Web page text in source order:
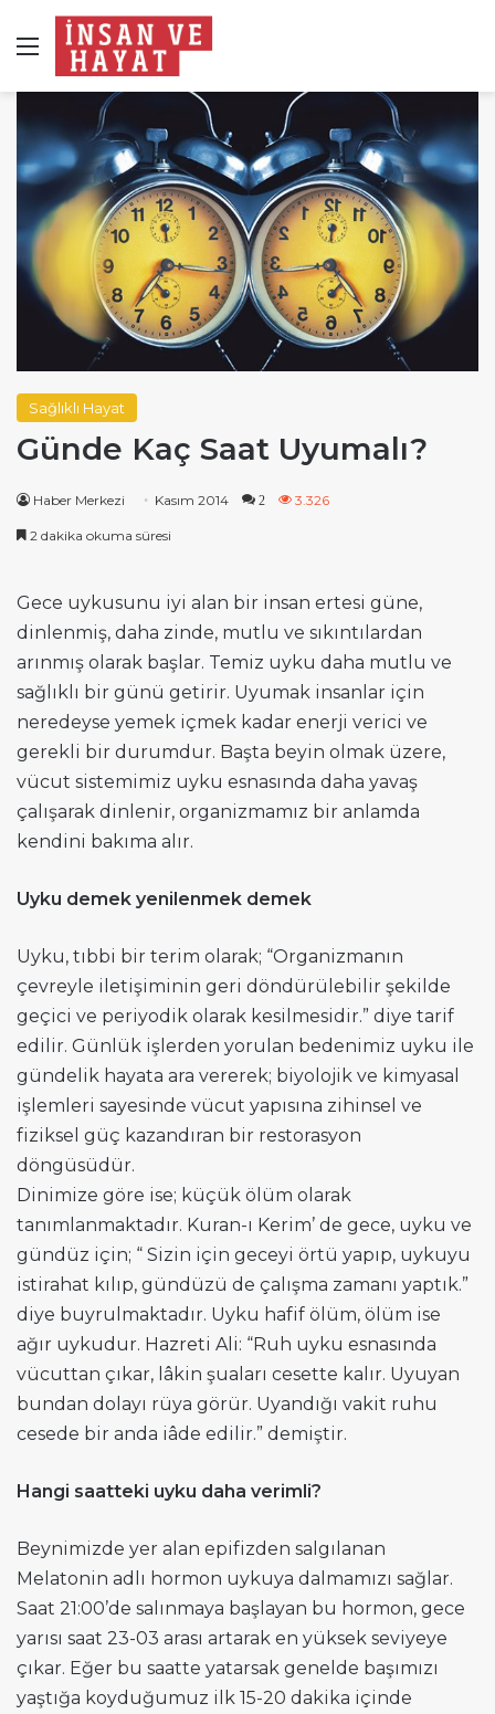
Menü
Sağlıklı Hayat
Günde Kaç Saat Uyumalı?
Haber Merkezi Kasım 2014 2 3.326
2 dakika okuma süresi
Gece uykusunu iyi alan bir insan ertesi güne,
dinlenmiş, daha zinde, mutlu ve sıkıntılardan
arınmış olarak başlar. Temiz uyku daha mutlu ve
sağlıklı bir günü getirir. Uyumak insanlar için
neredeyse yemek içmek kadar enerji verici ve
gerekli bir durumdur. Başta beyin olmak üzere,
vücut sistemimiz uyku esnasında daha yavaş
çalışarak dinlenir, organizmamız bir anlamda
kendini bakıma alır.
Uyku demek yenilenmek demek
Uyku, tıbbi bir terim olarak; “Organizmanın
çevreyle iletişiminin geri döndürülebilir şekilde
geçici ve periyodik olarak kesilmesidir.” diye tarif
edilir. Günlük işlerden yorulan bedenimiz uyku ile
gündelik hayata ara vererek; biyolojik ve kimyasal
işlemleri sayesinde vücut yapısına zihinsel ve
fiziksel güç kazandıran bir restorasyon
döngüsüdür.
Dinimize göre ise; küçük ölüm olarak
tanımlanmaktadır. Kuran-ı Kerim’ de gece, uyku ve
gündüz için; “ Sizin için geceyi örtü yapıp, uykuyu
istirahat kılıp, gündüzü de çalışma zamanı yaptık.”
diye buyrulmaktadır. Uyku hafif ölüm, ölüm ise
ağır uykudur. Hazreti Ali: “Ruh uyku esnasında
vücuttan çıkar, lâkin şuaları cesette kalır. Uyuyan
bundan dolayı rüya görür. Uyandığı vakit ruhu
cesede bir anda iâde edilir.” demiştir.
Hangi saatteki uyku daha verimli?
Beynimizde yer alan epifizden salgılanan
Melatonin adlı hormon uykuya dalmamızı sağlar.
Saat 21:00’de salınmaya başlayan bu hormon, gece
yarısı saat 23-03 arası artarak en yüksek seviyeye
çıkar. Eğer bu saatte yatarsak genelde başımızı
yaştığa koyduğumuz ilk 15-20 dakika içinde